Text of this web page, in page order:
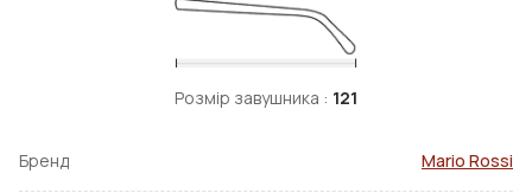
Розмір завушника : 121
Бренд Mario Rossi